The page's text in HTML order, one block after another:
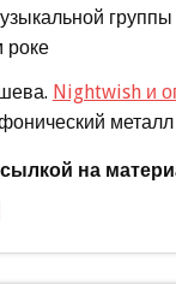
роке
Nightwish и
на